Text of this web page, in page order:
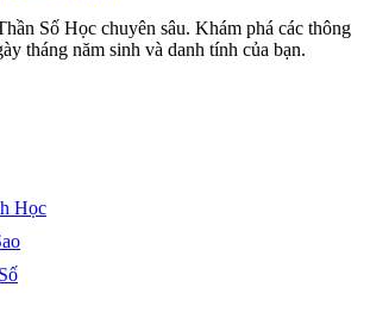
Số Học chuyên sâu. Khám phá các thông
tháng năm sinh và danh tính của bạn.
Học